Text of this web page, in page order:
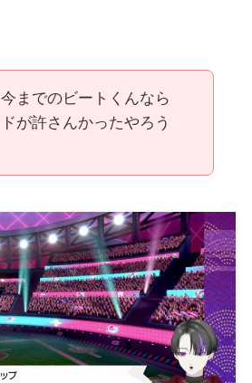
までのビートくんなら
が許さんかったやろう